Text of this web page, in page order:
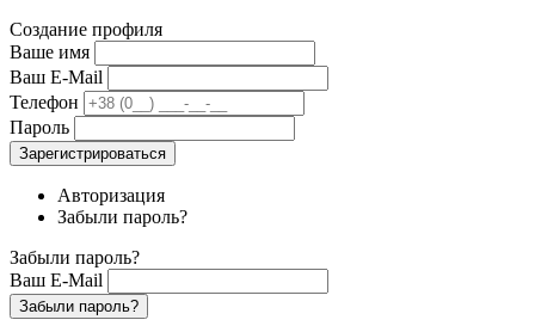
Создание профиля
Ваше имя
Ваш E-Mail
Телефон
Пароль
Зарегистрироваться
Авторизация
Забыли пароль?
Забыли пароль?
Ваш E-Mail
Забыли пароль?